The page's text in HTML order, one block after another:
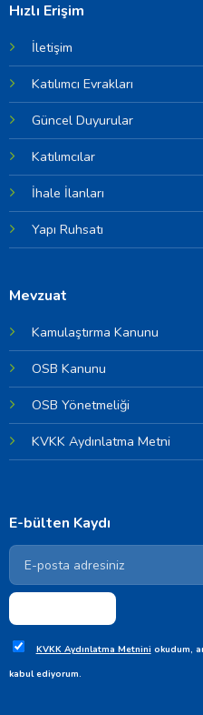
Hızlı Erişim
İletişim
Katılımcı Evrakları
Güncel Duyurular
Katılımcılar
İhale İlanları
Yapı Ruhsatı
Mevzuat
Kamulaştırma Kanunu
OSB Kanunu
OSB Yönetmeliği
KVKK Aydınlatma Metni
E-bülten Kaydı
KVKK Aydınlatma Metnini okudum,
kabul ediyorum.